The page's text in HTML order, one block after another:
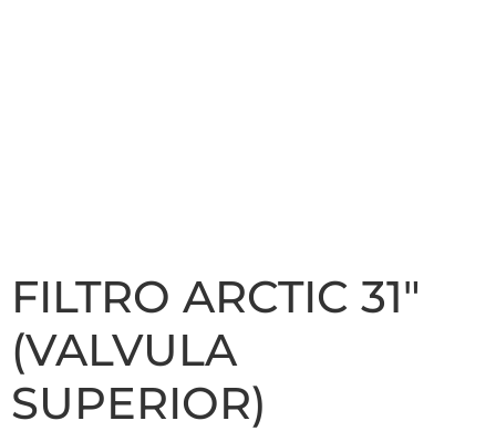
FILTRO ARCTIC 31″
(VALVULA
SUPERIOR)